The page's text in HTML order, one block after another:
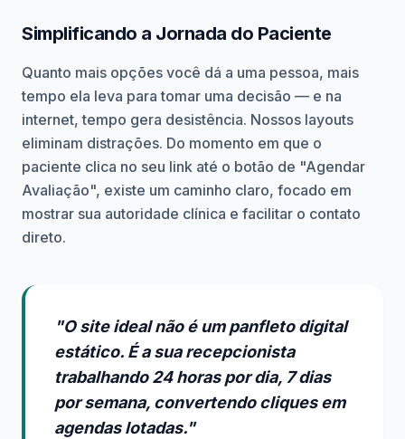
Simplificando a Jornada do Paciente
Quanto mais opções você dá a uma pessoa, mais
tempo ela leva para tomar uma decisão — e na
internet, tempo gera desistência. Nossos layouts
eliminam distrações. Do momento em que o
paciente clica no seu link até o botão de "Agendar
Avaliação", existe um caminho claro, focado em
mostrar sua autoridade clínica e facilitar o contato
direto.
"O site ideal não é um panfleto digital
estático. É a sua recepcionista
trabalhando 24 horas por dia, 7 dias
por semana, convertendo cliques em
agendas lotadas."